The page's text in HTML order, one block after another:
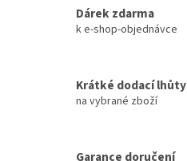
Dárek zdarma
k e-shop-objednávce
Krátké dodací lhůty
na vybrané zboží
Garance doručení